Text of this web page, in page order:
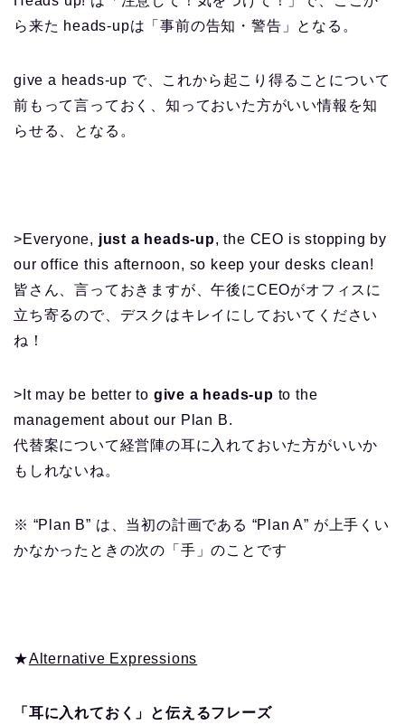
ら来た heads-upは「事前の告知・警告」となる。
give a heads-up で、これから起こり得ることについて
前もって言っておく、知っておいた方がいい情報を知
らせる、となる。
>Everyone, just a heads-up, the CEO is stopping by
our office this afternoon, so keep your desks clean!
皆さん、言っておきますが、午後にCEOがオフィスに
立ち寄るので、デスクはキレイにしておいてください
ね！
>It may be better to give a heads-up to the
management about our Plan B.
代替案について経営陣の耳に入れておいた方がいいか
もしれないね。
※ “Plan B” は、当初の計画である “Plan A” が上手くい
かなかったときの次の「手」のことです
★Alternative Expressions
「耳に入れておく」と伝えるフレーズ